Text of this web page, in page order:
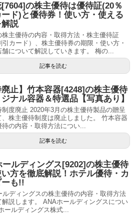
の株主優待は優待証(20％
ド)と優待券！使い方・使える
説
株主優待の内容・取得方法・株主優待証
引カード）、株主優待券の期限・使い方・
について解説していきます。 梅の...
記事を読む
廃止】竹本容器[4248]の株主優待
ナル容器＆特選品【写真あり】
制度廃止 2020年3月の株主優待製品の贈呈
、株主優待制度は廃止しました。 竹本容器
の内容・取得方法につい...
記事を読む
ールディングス[9202]の株主優待
方を徹底解説！ホテル優待・カ
ーも!!
ルディングスの株主優待の内容・取得方法
解説します。 ANAホールディングスについ
ールディングス株式...